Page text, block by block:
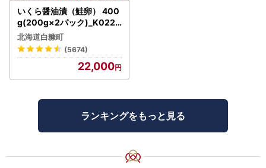
いくら醤油漬（鮭卵） 400
g(200g×2パック)_K022-
1676
北海道白糠町
(5674)
22,000
ランキングをもっと見る